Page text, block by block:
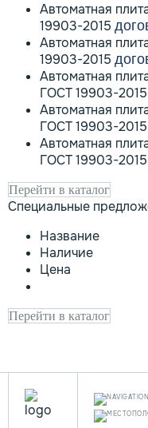
Автоматная
19903-2015
Автоматная
19903-2015
Автоматная
ГОСТ 19903-2015
Автоматная
ГОСТ 19903-2015
Автоматная
ГОСТ 19903-2015
Перейти в каталог
Специальные
Название
Наличие
Цена
Перейти в каталог